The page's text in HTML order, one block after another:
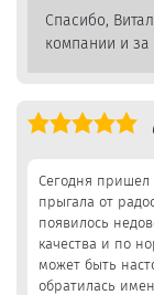
Спасибо,
компании и
Оценка
Сегодня пришел
прыгала от
появилось
качества и по
может быть
обратилась